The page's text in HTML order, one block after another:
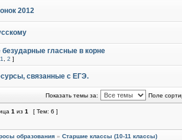
2012
гласные в корне
1 2 ]
связанные с ЕГЭ.
Показать темы за: Поле
1 из 1 [ Тем: 6 ]
образования » Старшие классы (10-11 классы)